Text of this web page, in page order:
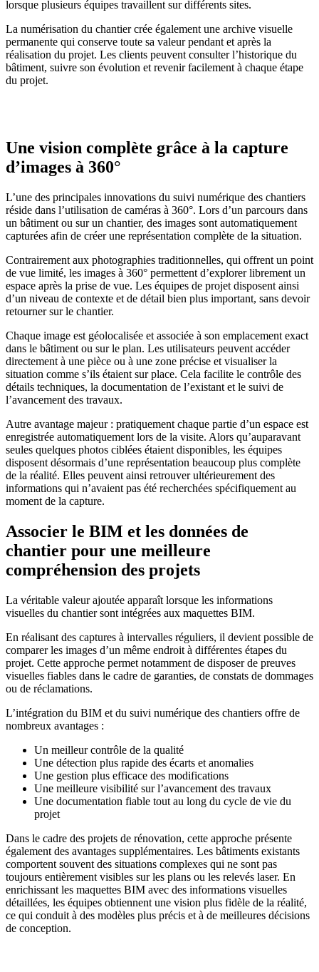
lorsque plusieurs équipes travaillent sur différents sites.
La numérisation du chantier crée également une archive visuelle
permanente qui conserve toute sa valeur pendant et après la
réalisation du projet. Les clients peuvent consulter l’historique du
bâtiment, suivre son évolution et revenir facilement à chaque étape
du projet.
Une vision complète grâce à la capture
d’images à 360°
L’une des principales innovations du suivi numérique des chantiers
réside dans l’utilisation de caméras à 360°. Lors d’un parcours dans
un bâtiment ou sur un chantier, des images sont automatiquement
capturées afin de créer une représentation complète de la situation.
Contrairement aux photographies traditionnelles, qui offrent un point
de vue limité, les images à 360° permettent d’explorer librement un
espace après la prise de vue. Les équipes de projet disposent ainsi
d’un niveau de contexte et de détail bien plus important, sans devoir
retourner sur le chantier.
Chaque image est géolocalisée et associée à son emplacement exact
dans le bâtiment ou sur le plan. Les utilisateurs peuvent accéder
directement à une pièce ou à une zone précise et visualiser la
situation comme s’ils étaient sur place. Cela facilite le contrôle des
détails techniques, la documentation de l’existant et le suivi de
l’avancement des travaux.
Autre avantage majeur : pratiquement chaque partie d’un espace est
enregistrée automatiquement lors de la visite. Alors qu’auparavant
seules quelques photos ciblées étaient disponibles, les équipes
disposent désormais d’une représentation beaucoup plus complète
de la réalité. Elles peuvent ainsi retrouver ultérieurement des
informations qui n’avaient pas été recherchées spécifiquement au
moment de la capture.
Associer le BIM et les données de
chantier pour une meilleure
compréhension des projets
La véritable valeur ajoutée apparaît lorsque les informations
visuelles du chantier sont intégrées aux maquettes BIM.
En réalisant des captures à intervalles réguliers, il devient possible de
comparer les images d’un même endroit à différentes étapes du
projet. Cette approche permet notamment de disposer de preuves
visuelles fiables dans le cadre de garanties, de constats de dommages
ou de réclamations.
L’intégration du BIM et du suivi numérique des chantiers offre de
nombreux avantages :
Un meilleur contrôle de la qualité
Une détection plus rapide des écarts et anomalies
Une gestion plus efficace des modifications
Une meilleure visibilité sur l’avancement des travaux
Une documentation fiable tout au long du cycle de vie du
projet
Dans le cadre des projets de rénovation, cette approche présente
également des avantages supplémentaires. Les bâtiments existants
comportent souvent des situations complexes qui ne sont pas
toujours entièrement visibles sur les plans ou les relevés laser. En
enrichissant les maquettes BIM avec des informations visuelles
détaillées, les équipes obtiennent une vision plus fidèle de la réalité,
ce qui conduit à des modèles plus précis et à de meilleures décisions
de conception.